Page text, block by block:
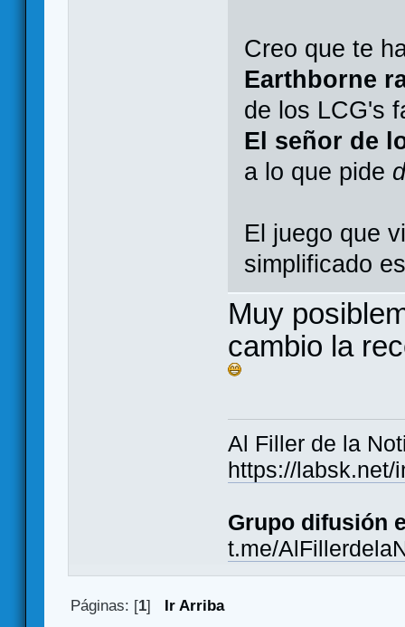
Creo que te
Earthborne
de los LCG's
El señor de
a lo que pide
El juego que
simplificado
Muy
cambio la
Al Filler de la
https://labsk.net/
Grupo difusión
t.me/
Páginas: [1] Ir Arriba